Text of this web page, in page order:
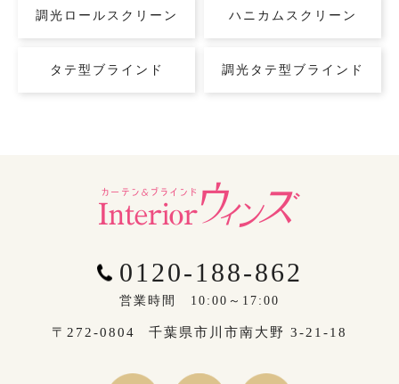
調光ロールスクリーン ハニカムスクリーン
タテ型ブラインド 調光タテ型ブラインド
0120-188-862
営業時間 10:00～17:00
〒272-0804 千葉県市川市南大野 3-21-18